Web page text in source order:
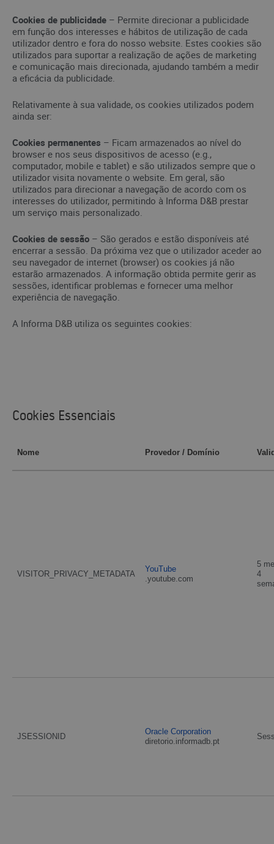
Cookies de publicidade – Permite direcionar a publicidade
em função dos interesses e hábitos de utilização de cada
utilizador dentro e fora do nosso website. Estes cookies são
utilizados para suportar a realização de ações de marketing
e comunicação mais direcionada, ajudando também a medir
a eficácia da publicidade.
Relativamente à sua validade, os cookies utilizados podem
ainda ser:
Cookies permanentes – Ficam armazenados ao nível do
browser e nos seus dispositivos de acesso (e.g.,
computador, mobile e tablet) e são utilizados sempre que o
utilizador visita novamente o website. Em geral, são
utilizados para direcionar a navegação de acordo com os
interesses do utilizador, permitindo à Informa D&B prestar
um serviço mais personalizado.
Cookies de sessão – São gerados e estão disponíveis até
encerrar a sessão. Da próxima vez que o utilizador aceder ao
seu navegador de internet (browser) os cookies já não
estarão armazenados. A informação obtida permite gerir as
sessões, identificar problemas e fornecer uma melhor
experiência de navegação.
A Informa D&B utiliza os seguintes cookies:
Cookies Essenciais
Nome Provedor / Domínio
VISITOR_PRIVACY_METADATA
YouTube
.youtube.com
5
4
JSESSIONID
Oracle Corporation
diretorio.informadb.pt